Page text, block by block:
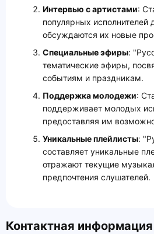
Интервью с артистами:
популярных исполнителей
обсуждаются их новые
Специальные эфиры:
тематические эфиры,
событиям и праздникам.
Поддержка молодежи:
поддерживает молодых
предоставляя им
Уникальные плейлисты:
составляет уникальные
отражают текущие
предпочтения слушателей.
Контактная информация